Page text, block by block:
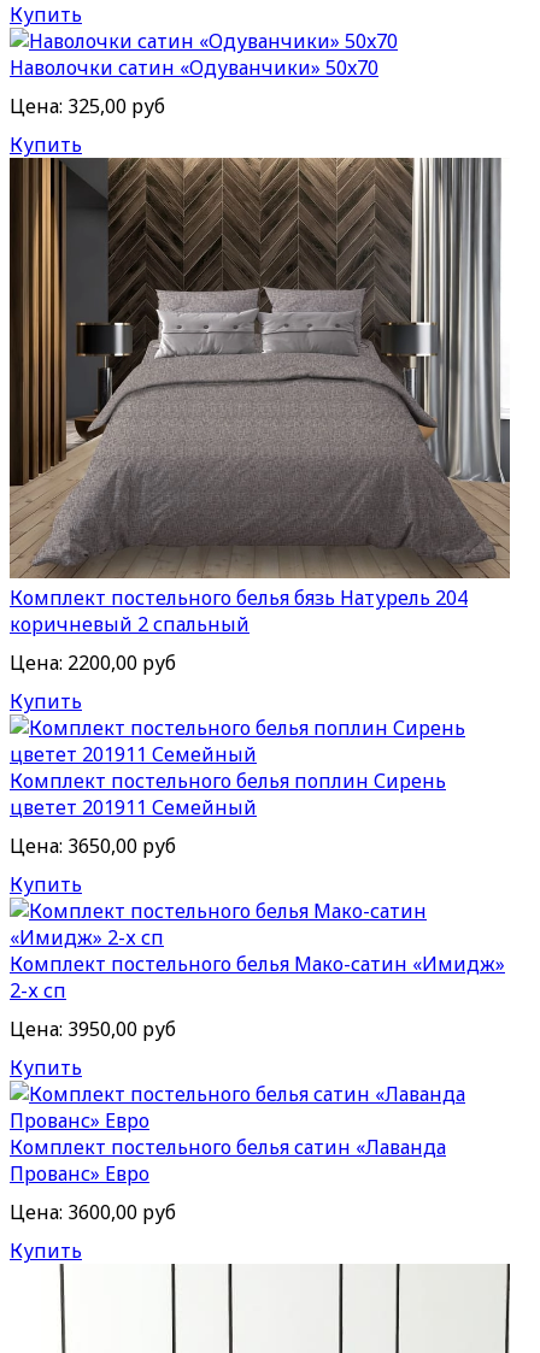
Купить
Наволочки сатин «Одуванчики» 50x70
Цена: 325,00 руб
Купить
Комплект постельного белья бязь Натурель 204
коричневый 2 спальный
Цена: 2200,00 руб
Купить
Комплект постельного белья поплин Сирень
цветет 201911 Семейный
Цена: 3650,00 руб
Купить
Комплект постельного белья Мако-сатин «Имидж»
2-х сп
Цена: 3950,00 руб
Купить
Комплект постельного белья сатин «Лаванда
Прованс» Евро
Цена: 3600,00 руб
Купить